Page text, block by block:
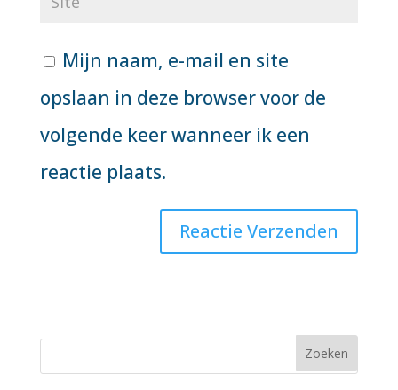
Mijn naam, e-mail en site
opslaan in deze browser voor de
volgende keer wanneer ik een
reactie plaats.